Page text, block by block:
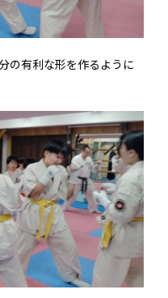
の有利な形を作るように